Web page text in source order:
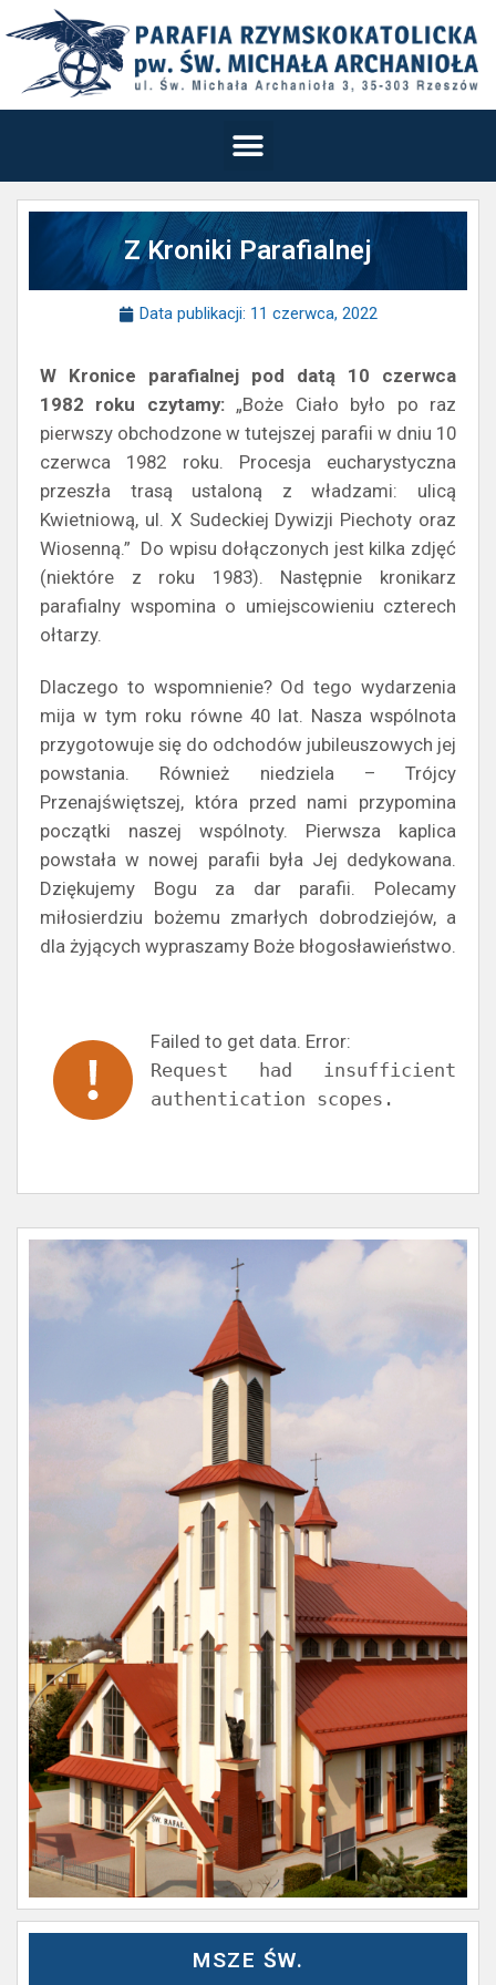
MSZE ŚW.
Z Kroniki Parafialnej
Data publikacji: 11 czerwca, 2022
W Kronice parafialnej pod datą 10 czerwca
1982 roku czytamy:„Boże Ciało było po raz
pierwszy obchodzone w tutejszej parafii w dniu 10
czerwca 1982 roku. Procesja eucharystyczna
przeszła trasą ustaloną z władzami: ulicą
Kwietniową, ul. X Sudeckiej Dywizji Piechoty oraz
Wiosenną.” Do wpisu dołączonych jest kilka zdjęć
(niektóre z roku 1983). Następnie kronikarz
parafialny wspomina o umiejscowieniu czterech
ołtarzy.
Dlaczego to wspomnienie? Od tego wydarzenia
mija w tym roku równe 40 lat. Nasza wspólnota
przygotowuje się do odchodów jubileuszowych jej
powstania. Również niedziela – Trójcy
Przenajświętszej, która przed nami przypomina
początki naszej wspólnoty. Pierwsza kaplica
powstała w nowej parafii była Jej dedykowana.
Dziękujemy Bogu za dar parafii. Polecamy
miłosierdziu bożemu zmarłych dobrodziejów, a
dla żyjących wypraszamy Boże błogosławieństwo.
Failed to get data. Error:
Request had insufficient
authentication scopes.